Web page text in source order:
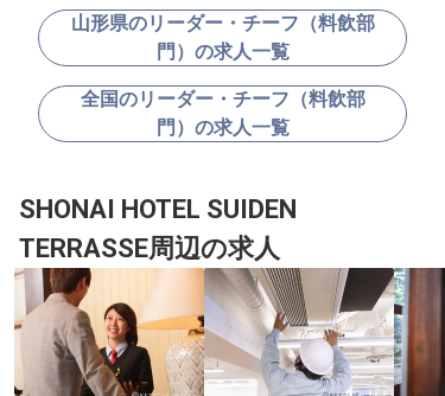
山形県のリーダー・チーフ（料飲部
門）の求人一覧
全国のリーダー・チーフ（料飲部
門）の求人一覧
SHONAI HOTEL SUIDEN
TERRASSE周辺の求人